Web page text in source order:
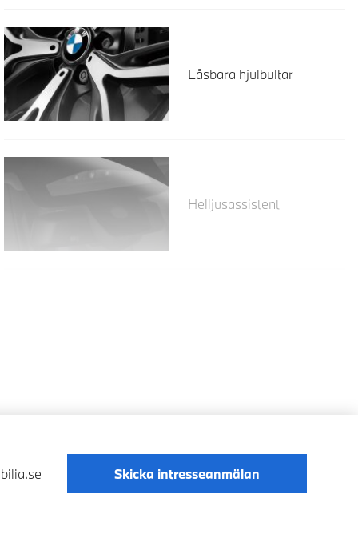
Låsbara hjulbultar
Helljusassistent
Skicka intresseanmälan